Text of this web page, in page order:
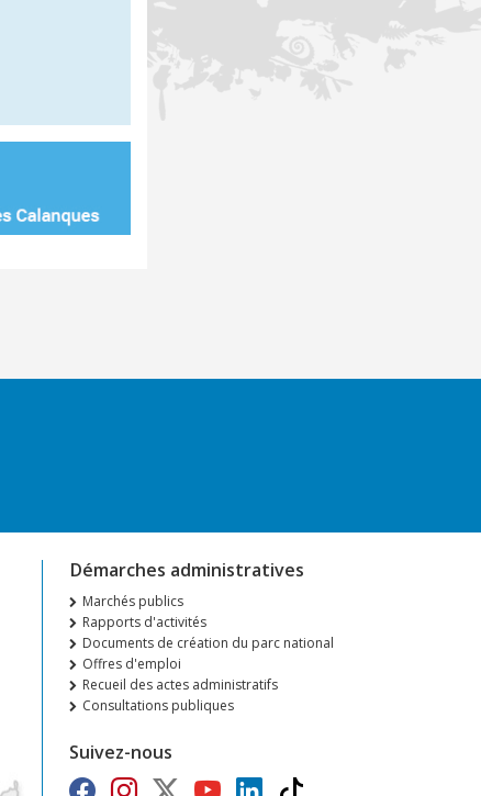
Démarches administratives
Marchés publics
Rapports d'activités
Documents de création du parc national
Offres d'emploi
Recueil des actes administratifs
Consultations publiques
Suivez-nous